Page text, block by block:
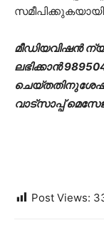
മീഡിയവിഷൻ
ലഭിക്കാന്‍
വാട്സാപ്പ്
Post Views: